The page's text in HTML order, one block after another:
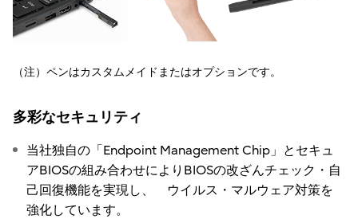
（注）ペンはカスタムメイドまたはオプションです。
多彩なセキュリティ
当社独自の「Endpoint Management Chip」とセキュ
アBIOSの組み合わせによりBIOSの改ざんチェック・自
己回復機能を実現し、 ウイルス・マルウェア対策を
強化しています。